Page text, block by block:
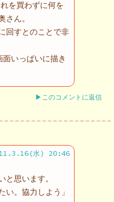
を買わずに何を
さん。
回すとのことで非
いっぱいに描き
▶このコメントに返信
水) 20:46
と思います。
い。協力しよう」